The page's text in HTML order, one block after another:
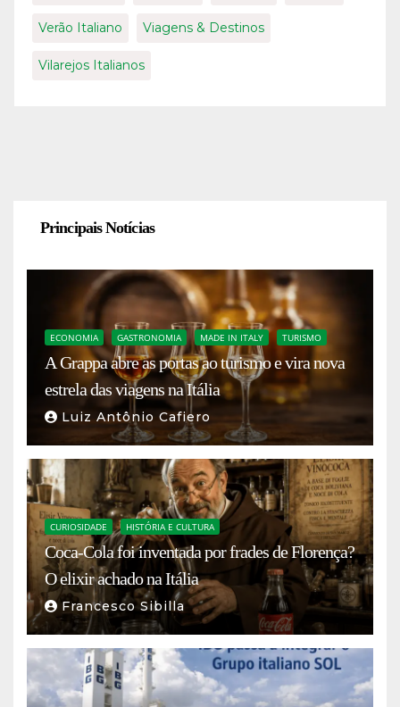
Verão Italiano Viagens & Destinos
Vilarejos Italianos
Principais Notícias
ECONOMIA GASTRONOMIA MADE IN ITALY TURISMO
A Grappa abre as portas ao turismo e vira nova
estrela das viagens na Itália
Luiz Antônio Cafiero
CURIOSIDADE HISTÓRIA E CULTURA
Coca-Cola foi inventada por frades de Florença?
O elixir achado na Itália
Francesco Sibilla